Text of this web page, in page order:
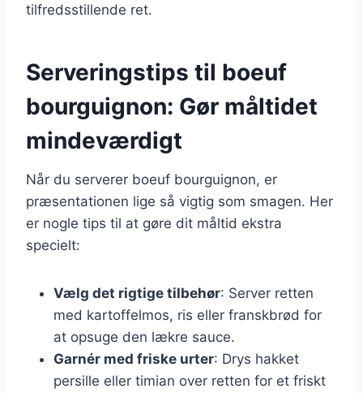
tilfredsstillende ret.
Serveringstips til boeuf
bourguignon: Gør måltidet
mindeværdigt
Når du serverer boeuf bourguignon, er
præsentationen lige så vigtig som smagen. Her
er nogle tips til at gøre dit måltid ekstra
specielt:
Vælg det rigtige tilbehør: Server retten
med kartoffelmos, ris eller franskbrød for
at opsuge den lækre sauce.
Garnér med friske urter: Drys hakket
persille eller timian over retten for et friskt